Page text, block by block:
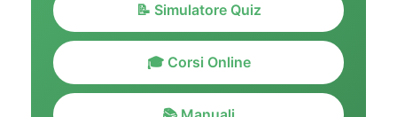
📝 Simulatore Quiz
🎓 Corsi Online